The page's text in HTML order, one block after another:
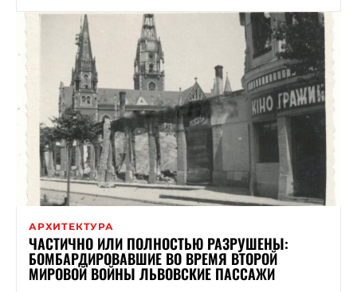
АРХИТЕКТУРА
ЧАСТИЧНО ИЛИ ПОЛНОСТЬЮ РАЗРУШЕНЫ:
БОМБАРДИРОВАВШИЕ ВО ВРЕМЯ ВТОРОЙ
МИРОВОЙ ВОЙНЫ ЛЬВОВСКИЕ ПАССАЖИ